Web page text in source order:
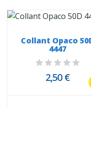
Collant Opaco
4447
2,50 €